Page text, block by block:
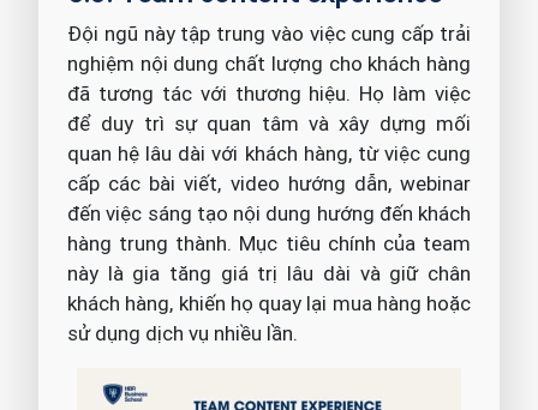
Đội ngũ này tập trung vào việc cung cấp trải
nghiệm nội dung chất lượng cho khách hàng
đã tương tác với thương hiệu. Họ làm việc
để duy trì sự quan tâm và xây dựng mối
quan hệ lâu dài với khách hàng, từ việc cung
cấp các bài viết, video hướng dẫn, webinar
đến việc sáng tạo nội dung hướng đến khách
hàng trung thành. Mục tiêu chính của team
này là gia tăng giá trị lâu dài và giữ chân
khách hàng, khiến họ quay lại mua hàng hoặc
sử dụng dịch vụ nhiều lần.